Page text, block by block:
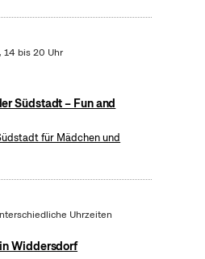
14 bis 20 Uhr
Südstadt – Fun and
für Mädchen und
Uhrzeiten
Widdersdorf